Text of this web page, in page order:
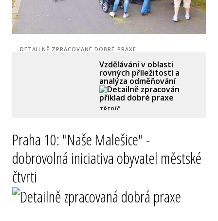
DETAILNĚ ZPRACOVANÉ DOBRÉ PRAXE
Udržitelné finanční řízení
města a jeho založených
organizací
VSETÍN
Praha 10: "Naše Malešice" -
dobrovolná iniciativa obyvatel městské
čtvrti